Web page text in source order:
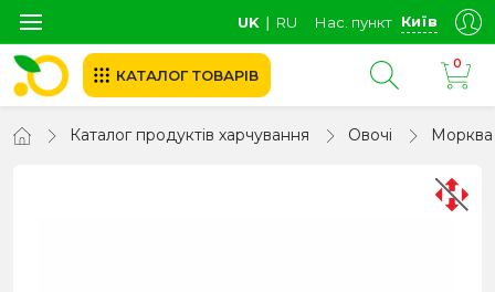
UK ∣ RU Нас. пункт Київ
КАТАЛОГ ТОВАРІВ
0
Каталог продуктів харчування Овочі Морква